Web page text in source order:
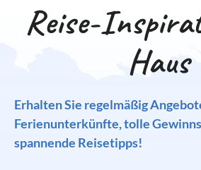
Reise-
Haus
Erhalten Sie regelmäßig
Ferienunterkünfte, tolle
spannende Reisetipps!